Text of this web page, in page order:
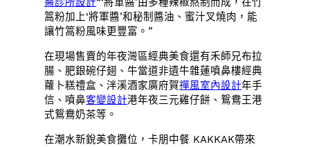
篙粉加上‘將軍醬’和秘制醬油、蜜汁叉燒肉，能
讓竹篙粉風味更豐富。”
在現場售賣的年夜灣區經典美食還有禾師兄布拉
腸、肥銀碗仔翅、牛當道非遺牛雜蓮噴鼻樓經典
蘿卜糕禮盒、泮溪酒家廣府賀禪風室內設計年手
信、噴鼻客變設計港年夜三元雞仔餅、鴛鴦王港
式鴛鴦奶茶等。
在潮水新銳美食攤位，卡朋中餐 KAKKAK帶來